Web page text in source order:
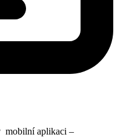
mobilní aplikaci –